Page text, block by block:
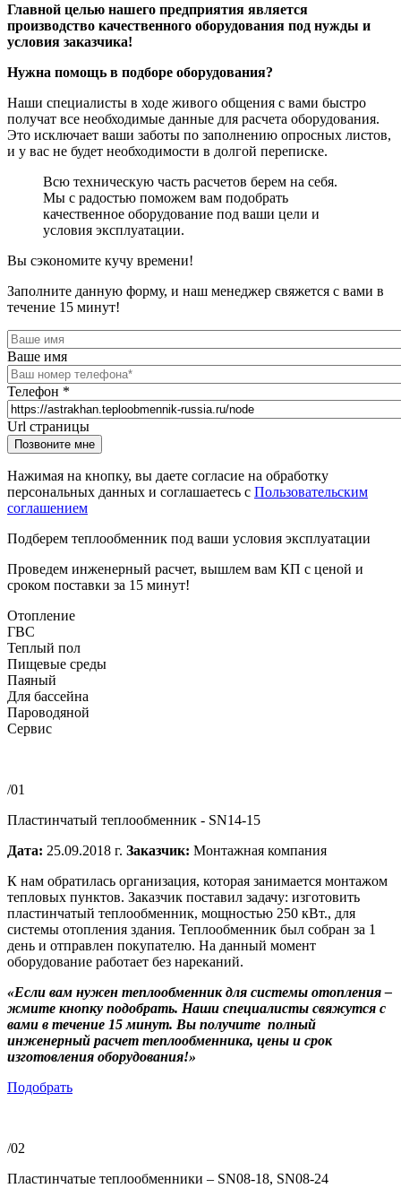
Главной целью нашего предприятия является
производство качественного оборудования под нужды и
условия заказчика!
Нужна помощь в подборе оборудования?
Наши специалисты в ходе живого общения с вами быстро
получат все необходимые данные для расчета оборудования.
Это исключает ваши заботы по заполнению опросных листов,
и у вас не будет необходимости в долгой переписке.
Всю техническую часть расчетов берем на себя.
Мы с радостью поможем вам подобрать
качественное оборудование под ваши цели и
условия эксплуатации.
Вы сэкономите кучу времени!
Заполните данную форму, и наш менеджер свяжется с вами в
течение 15 минут!
Ваше имя
Телефон *
Url страницы
Website
URL
Позвоните мне
Нажимая на кнопку, вы даете согласие на обработку
персональных данных и соглашаетесь с Пользовательским
соглашением
Подберем теплообменник под ваши условия эксплуатации
Проведем инженерный расчет, вышлем вам КП с ценой и
сроком поставки за 15 минут!
Отопление
ГВС
Теплый пол
Пищевые среды
Паяный
Для бассейна
Пароводяной
Сервис
/01
Пластинчатый теплообменник - SN14-15
Дата: 25.09.2018 г. Заказчик: Монтажная компания
К нам обратилась организация, которая занимается монтажом
тепловых пунктов. Заказчик поставил задачу: изготовить
пластинчатый теплообменник, мощностью 250 кВт., для
системы отопления здания. Теплообменник был собран за 1
день и отправлен покупателю. На данный момент
оборудование работает без нареканий.
«Если вам нужен теплообменник для системы отопления –
жмите кнопку подобрать. Наши специалисты свяжутся с
вами в течение 15 минут. Вы получите полный
инженерный расчет теплообменника, цены и срок
изготовления оборудования!»
Подобрать
/02
Пластинчатые теплообменники – SN08-18, SN08-24